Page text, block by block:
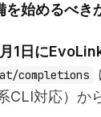
始めるべき
1日に
completions
対応）か